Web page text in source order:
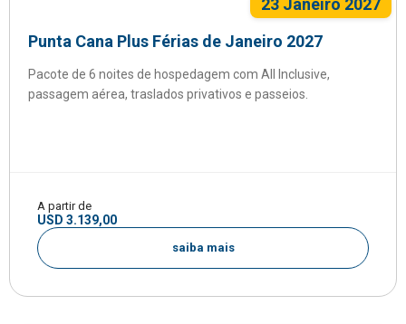
23 Janeiro 2027
Punta Cana Plus Férias de Janeiro 2027
Pacote de 6 noites de hospedagem com All Inclusive,
passagem aérea, traslados privativos e passeios.
A partir de
USD 3.139,00
saiba mais